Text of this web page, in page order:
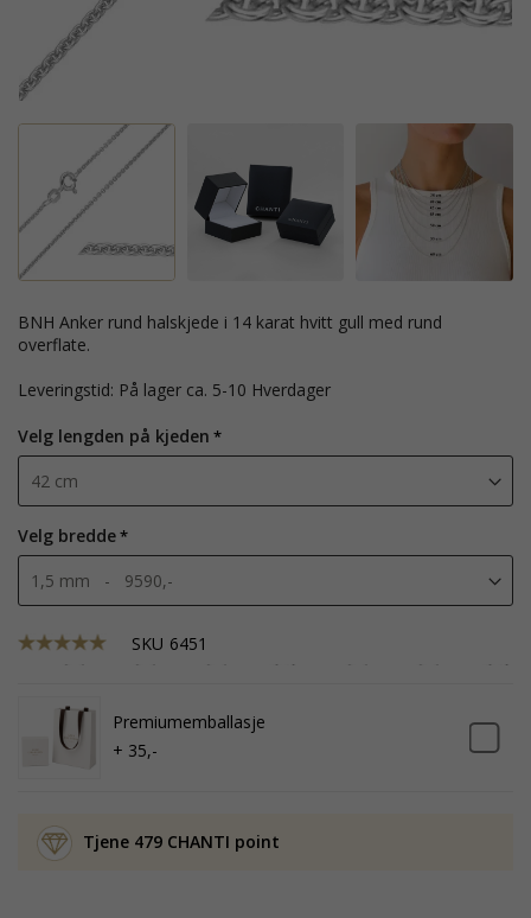
BNH Anker rund halskjede i 14 karat hvitt gull med rund
overflate.
Leveringstid: På lager ca. 5-10 Hverdager
Velg lengden på kjeden
Velg bredde
SKU 6451
Premiumemballasje
+ 35,-
Tjene 479 CHANTI point